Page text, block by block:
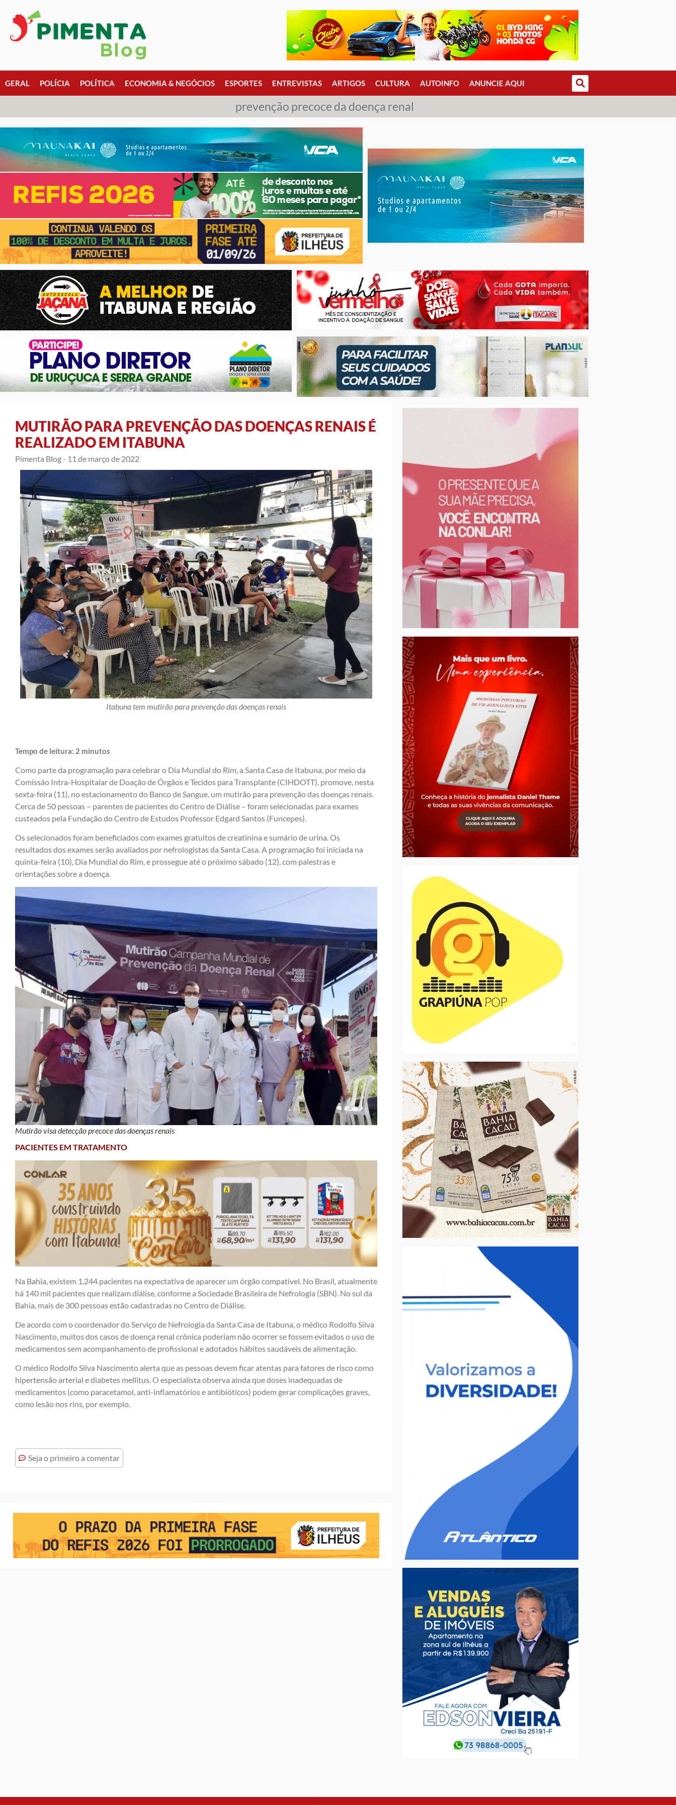
GERAL POLÍCIA POLÍTICA ECONOMIA & NEGÓCIOS ESPORTES ENTREVISTAS ARTIGOS CULTURA AUTOINFO ANUNCIE AQUI
prevenção precoce da doença renal
MUTIRÃO PARA PREVENÇÃO DAS DOENÇAS RENAIS É
REALIZADO EM ITABUNA
Pimenta Blog - 11 de março de 2022
Itabuna tem mutirão para prevenção das doenças renais
Tempo de leitura: 2 minutos
Como parte da programação para celebrar o Dia Mundial do Rim, a Santa Casa de Itabuna, por meio da
Comissão Intra-Hospitalar de Doação de Órgãos e Tecidos para Transplante (CIHDOTT), promove, nesta
sexta-feira (11), no estacionamento do Banco de Sangue, um mutirão para prevenção das doenças renais.
Cerca de 50 pessoas – parentes de pacientes do Centro de Diálise – foram selecionadas para exames
custeados pela Fundação do Centro de Estudos Professor Edgard Santos (Funcepes).
Os selecionados foram beneficiados com exames gratuitos de creatinina e sumário de urina. Os
resultados dos exames serão avaliados por nefrologistas da Santa Casa. A programação foi iniciada na
quinta-feira (10), Dia Mundial do Rim, e prossegue até o próximo sábado (12), com palestras e
orientações sobre a doença.
Mutirão visa detecção precoce das doenças renais
PACIENTES EM TRATAMENTO
Na Bahia, existem 1.244 pacientes na expectativa de aparecer um órgão compatível. No Brasil, atualmente
há 140 mil pacientes que realizam diálise, conforme a Sociedade Brasileira de Nefrologia (SBN). No sul da
Bahia, mais de 300 pessoas estão cadastradas no Centro de Diálise.
De acordo com o coordenador do Serviço de Nefrologia da Santa Casa de Itabuna, o médico Rodolfo Silva
Nascimento, muitos dos casos de doença renal crônica poderiam não ocorrer se fossem evitados o uso de
medicamentos sem acompanhamento de profissional e adotados hábitos saudáveis de alimentação.
O médico Rodolfo Silva Nascimento alerta que as pessoas devem ficar atentas para fatores de risco como
hipertensão arterial e diabetes mellitus. O especialista observa ainda que doses inadequadas de
medicamentos (como paracetamol, anti-inflamatórios e antibióticos) podem gerar complicações graves,
como lesão nos rins, por exemplo.
Seja o primeiro a comentar